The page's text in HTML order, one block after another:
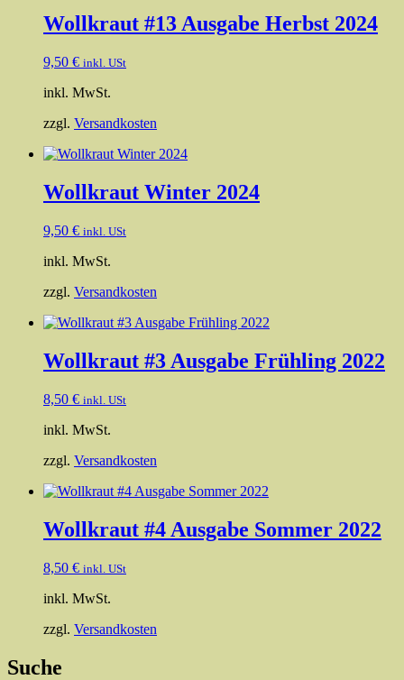
Wollkraut #13 Ausgabe Herbst 2024
9,50 € inkl. USt
inkl. MwSt.
zzgl. Versandkosten
Wollkraut Winter 2024
9,50 € inkl. USt
inkl. MwSt.
zzgl. Versandkosten
Wollkraut #3 Ausgabe Frühling 2022
8,50 € inkl. USt
inkl. MwSt.
zzgl. Versandkosten
Wollkraut #4 Ausgabe Sommer 2022
8,50 € inkl. USt
inkl. MwSt.
zzgl. Versandkosten
Suche